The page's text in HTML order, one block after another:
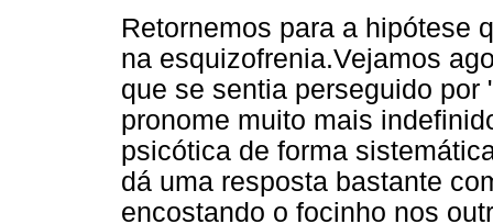
Retornemos para a hipótese
na esquizofrenia.Vejamos
que se sentia perseguido
pronome muito mais
psicótica de forma
dá uma resposta bastante
encostando o focinho nos